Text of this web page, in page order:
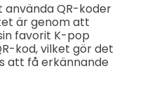
QR-koder
är genom att
favorit K-pop
kod, vilket gör det
att få erkännande